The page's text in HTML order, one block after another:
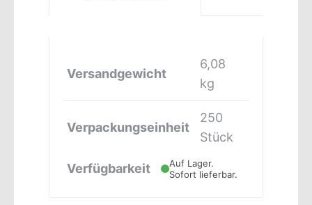
Versandgewicht
6,08
kg
Verpackungseinheit
250
Stück
Verfügbarkeit
Auf Lager.
Sofort lieferbar.